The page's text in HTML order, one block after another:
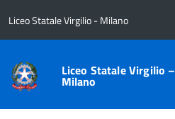
Liceo Statale Virgilio - Milano
Liceo Statale Virgilio –
Milano